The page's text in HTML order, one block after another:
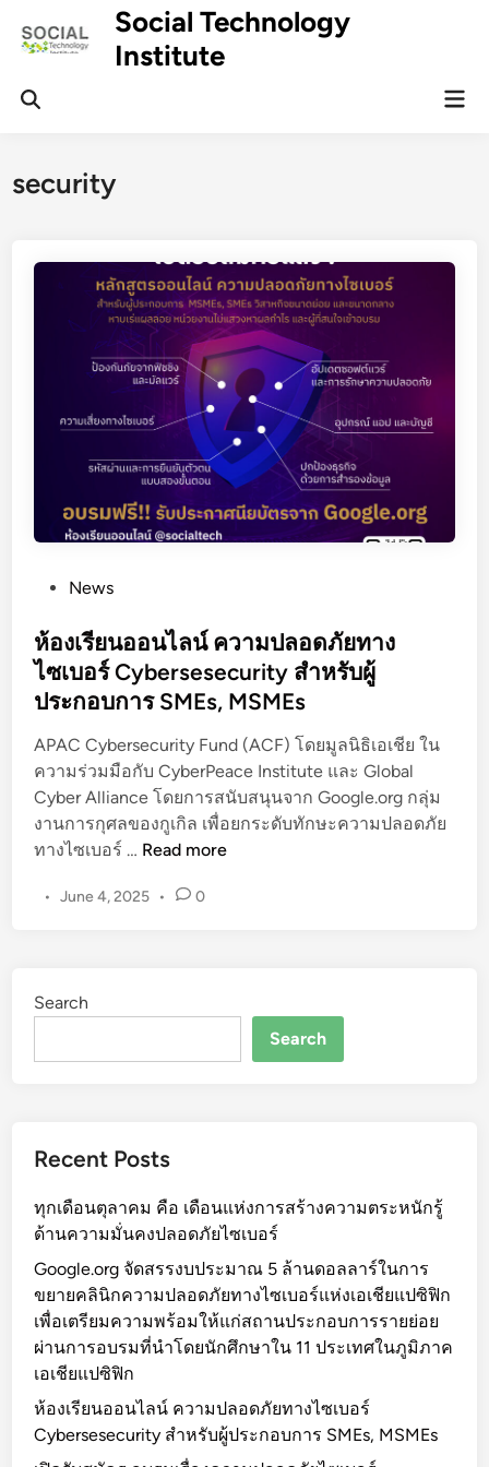
Social Technology
Institute
security
s
t
e
i
n
News
ห้องเรียนออนไลน์ ความปลอดภัยทาง
ไซเบอร์ Cybersesecurity สำหรับผู้
ประกอบการ SMEs, MSMEs
APAC Cybersecurity Fund (ACF) โดยมูลนิธิเอเชีย ใน
ความร่วมมือกับ CyberPeace Institute และ Global
Cyber Alliance โดยการสนับสนุนจาก Google.org กลุ่ม
งานการกุศลของกูเกิล เพื่อยกระดับทักษะความปลอดภัย
ทางไซเบอร์ … ห้
ง
อ
น์
ว
า
ม
ป
ล
อ
ภั
ย
ท
Read more
• June 4, 2025 • 0
Search
Search
Recent Posts
ทุกเดือนตุลาคม คือ เดือนแห่งการสร้างความตระหนักรู้
ด้านความมั่นคงปลอดภัยไซเบอร์
Google.org จัดสรรงบประมาณ 5 ล้านดอลลาร์ในการ
ขยายคลินิกความปลอดภัยทางไซเบอร์แห่งเอเชียแปซิฟิก
เพื่อเตรียมความพร้อมให้แก่สถานประกอบการรายย่อย
ผ่านการอบรมที่นำโดยนักศึกษาใน 11 ประเทศในภูมิภาค
เอเชียแปซิฟิก
ห้องเรียนออนไลน์ ความปลอดภัยทางไซเบอร์
Cybersesecurity สำหรับผู้ประกอบการ SMEs, MSMEs